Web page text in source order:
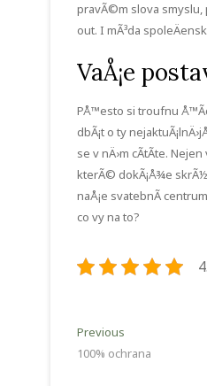
pravÃ©m slova smyslu,
out. I mÃ³da
VaÅ¡e
PÅ™esto si troufnu
dbÃ¡t o ty
se v nÄ›m cÃ­tÃ­te.
kterÃ© dokÃ¡Å¾e
naÅ¡e svatebnÃ­
co vy na to?
Navigace
pro
Previous
post:
100% ochrana